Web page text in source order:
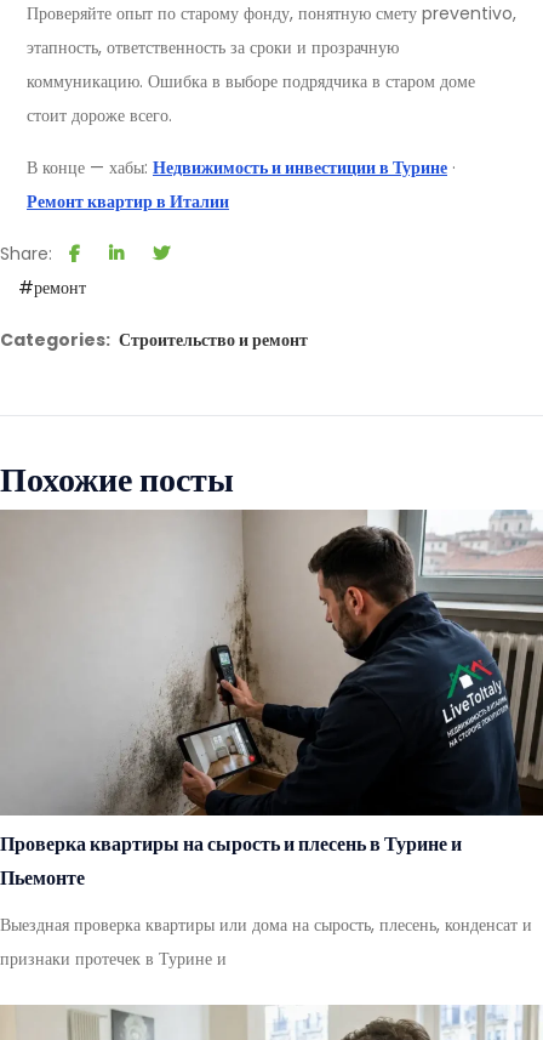
Проверяйте опыт по старому фонду, понятную смету preventivo,
этапность, ответственность за сроки и прозрачную
коммуникацию. Ошибка в выборе подрядчика в старом доме
стоит дороже всего.
В конце — хабы: Недвижимость и инвестиции в Турине ·
Ремонт квартир в Италии
Share:
#ремонт
Categories: Строительство и ремонт
Похожие посты
Проверка квартиры на сырость и плесень в Турине и
Пьемонте
Выездная проверка квартиры или дома на сырость, плесень, конденсат и
признаки протечек в Турине и